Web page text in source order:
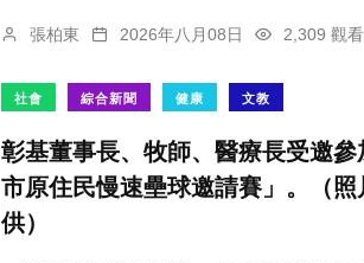
張柏東 2026年八月08日 2,309 觀看
社會 綜合新聞 健康 文教
彰基董事長、牧師、醫療長受邀參
市原住民慢速壘球邀請賽」。（照
供）